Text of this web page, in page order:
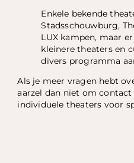
Enkele bekende
Stadsschouwburg,
LUX kampen, maar
kleinere theaters en
divers programma
Als je meer vragen hebt
aarzel dan niet om
individuele theaters voor